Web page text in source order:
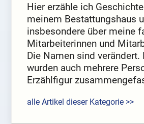
Hier erzähle ich
meinem Bestattungshaus
insbesondere über meine
Mitarbeiterinnen und
Die Namen sind verändert.
wurden auch mehrere
Erzählfigur
alle Artikel dieser Kategorie >>